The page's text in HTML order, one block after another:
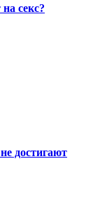
секс?
достигают